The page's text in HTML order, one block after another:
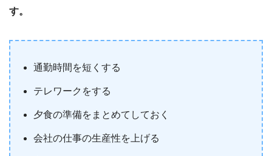
す。
通勤時間を短くする
テレワークをする
夕食の準備をまとめてしておく
会社の仕事の生産性を上げる